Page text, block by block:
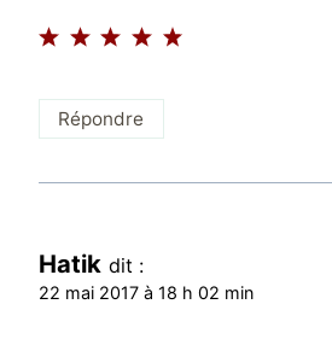
Répondre
Hatik dit :
22 mai 2017 à 18 h 02 min